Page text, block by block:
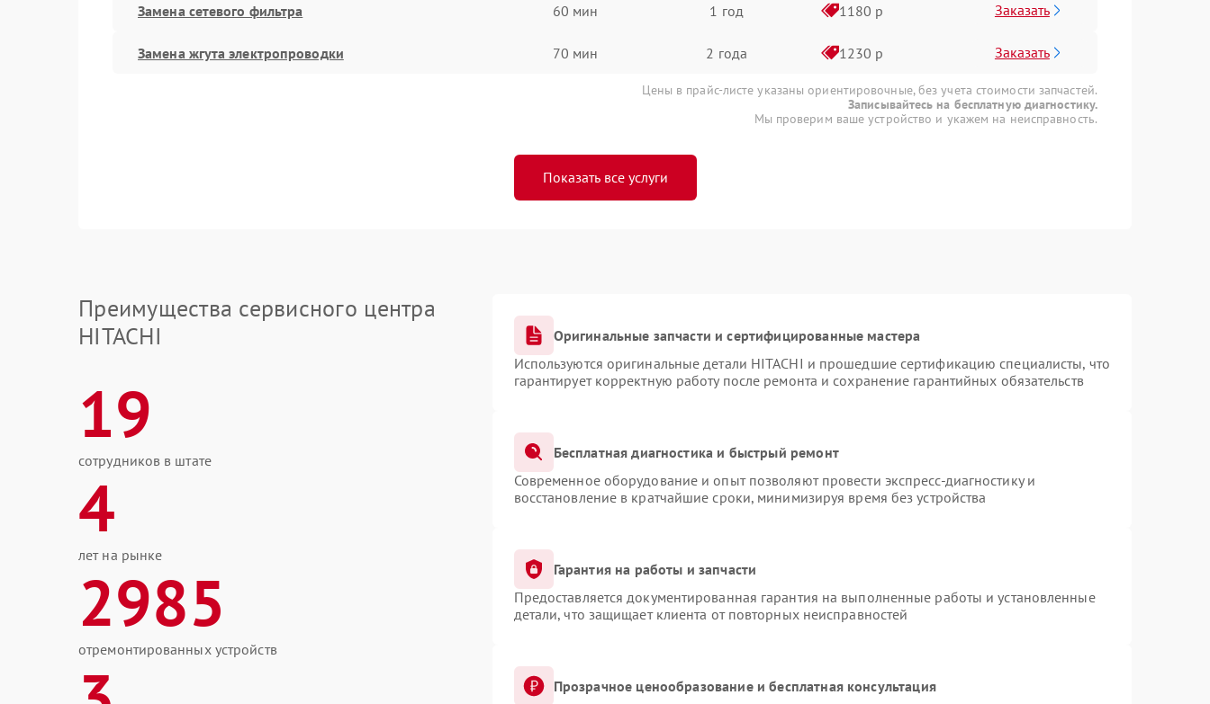
Замена сетевого фильтра 60 мин 1 год 1180 р Заказать
Замена жгута электропроводки 70 мин 2 года 1230 р Заказать
Цены в прайс-листе указаны ориентировочные, без учета стоимости запчастей.
Записывайтесь на бесплатную диагностику.
Мы проверим ваше устройство и укажем на неисправность.
Показать все услуги
Преимущества сервисного центра
HITACHI
19
сотрудников в штате
4
лет на рынке
2985
отремонтированных устройств
Оригинальные запчасти и сертифицированные мастера
Используются оригинальные детали HITACHI и прошедшие сертификацию специалисты, что
гарантирует корректную работу после ремонта и сохранение гарантийных обязательств
Бесплатная диагностика и быстрый ремонт
Современное оборудование и опыт позволяют провести экспресс-диагностику и
восстановление в кратчайшие сроки, минимизируя время без устройства
Гарантия на работы и запчасти
Предоставляется документированная гарантия на выполненные работы и установленные
детали, что защищает клиента от повторных неисправностей
Прозрачное ценообразование и бесплатная консультация